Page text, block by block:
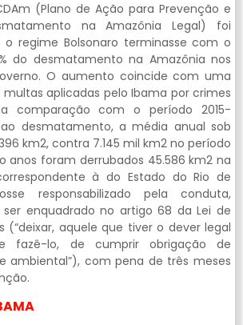
(Plano de Ação para Prevenção e
na Amazônia Legal) foi
o regime Bolsonaro terminasse com o
do desmatamento na Amazônia nos
O aumento coincide com uma
multas aplicadas pelo Ibama por crimes
comparação com o período 2015-
ao desmatamento, a média anual sob
km2, contra 7.145 mil km2 no período
anos foram derrubados 45.586 km2 na
à do Estado do Rio de
responsabilizado pela conduta,
ser enquadrado no artigo 68 da Lei de
(“deixar, aquele que tiver o dever legal
fazê-lo, de cumprir obrigação de
ambiental”), com pena de três meses